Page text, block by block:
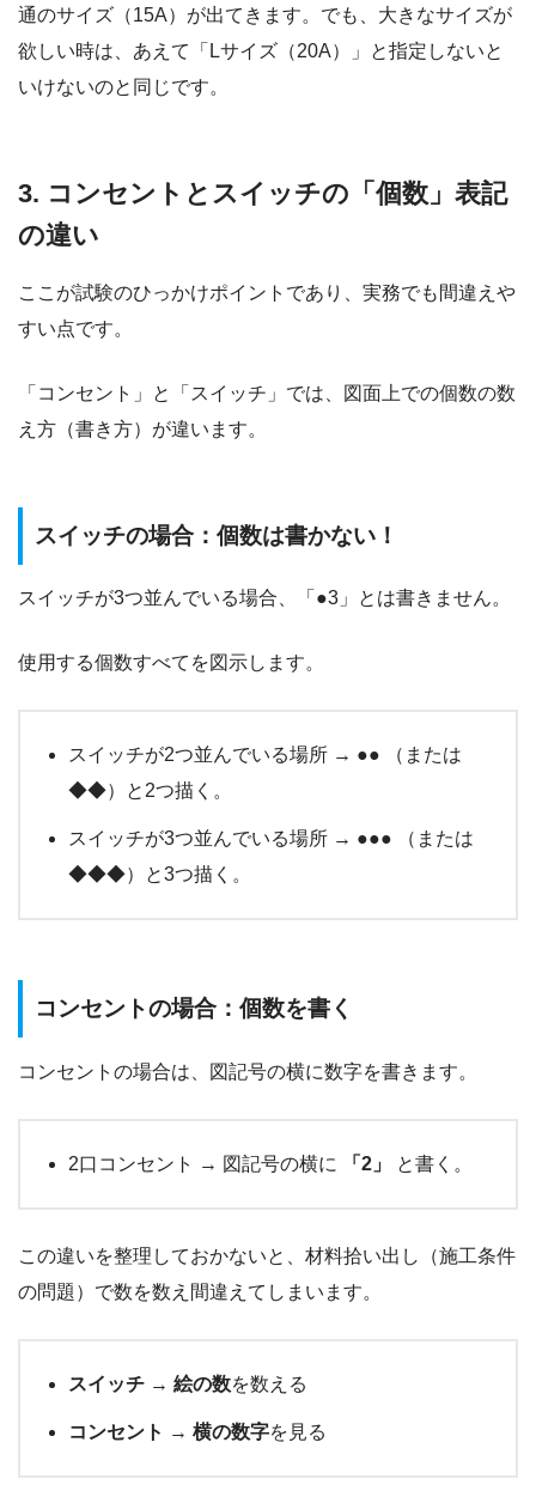
通のサイズ（15A）が出てきます。でも、大きなサイズが
欲しい時は、あえて「Lサイズ（20A）」と指定しないと
いけないのと同じです。
3. コンセントとスイッチの「個数」表記
の違い
ここが試験のひっかけポイントであり、実務でも間違えや
すい点です。
「コンセント」と「スイッチ」では、図面上での個数の数
え方（書き方）が違います。
スイッチの場合：個数は書かない！
スイッチが3つ並んでいる場合、「●3」とは書きません。
使用する個数すべてを図示します。
スイッチが2つ並んでいる場所 → ●● （または
◆◆）と2つ描く。
スイッチが3つ並んでいる場所 → ●●● （または
◆◆◆）と3つ描く。
コンセントの場合：個数を書く
コンセントの場合は、図記号の横に数字を書きます。
2口コンセント → 図記号の横に 「2」 と書く。
この違いを整理しておかないと、材料拾い出し（施工条件
の問題）で数を数え間違えてしまいます。
スイッチ → 絵の数を数える
コンセント → 横の数字を見る